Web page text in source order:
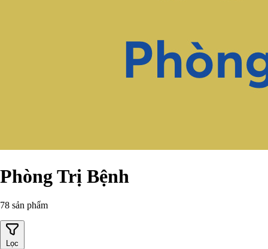
Phòng Trị Bệnh
78 sản phẩm
Lọc